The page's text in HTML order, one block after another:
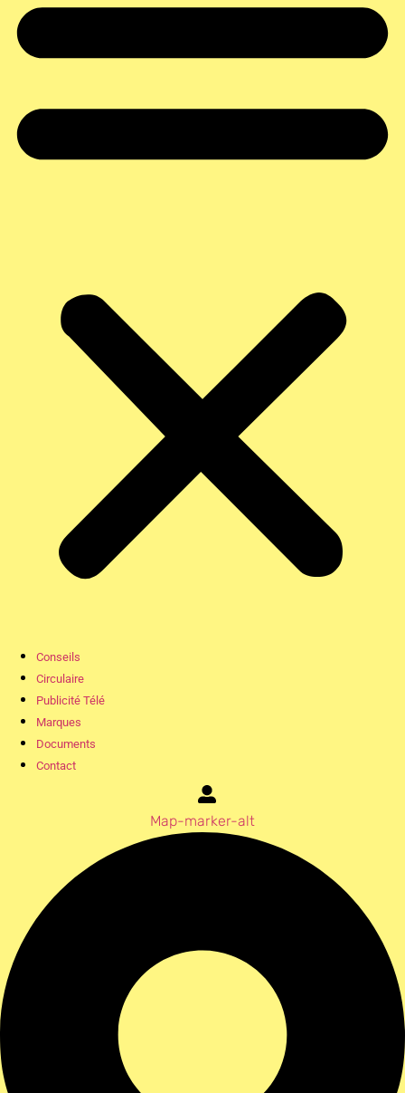
Conseils
Circulaire
Publicité Télé
Marques
Documents
Contact
Map-marker-alt